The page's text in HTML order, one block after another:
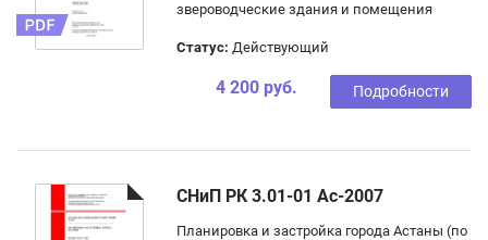
звероводческие здания и помещения
Статус: Действующий
4 200 руб. Подробности
СНиП РК 3.01-01 Ас-2007
Планировка и застройка города Астаны (по